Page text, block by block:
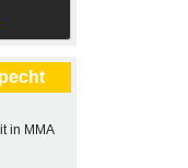
in MMA